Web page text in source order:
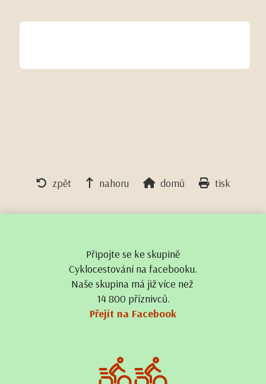
zpět nahoru domů tisk
Připojte se ke skupině
Cyklocestování na facebooku.
Naše skupina má již více než
14 800 příznivců.
Přejít na Facebook